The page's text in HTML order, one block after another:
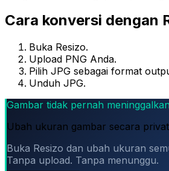
Cara konversi dengan
Buka Resizo.
Upload PNG Anda.
Pilih JPG sebagai format
Unduh JPG.
Gambar tidak pernah
Ubah ukuran gambar secara
Buka Resizo dan ubah ukuran
Tanpa upload. Tanpa menunggu.